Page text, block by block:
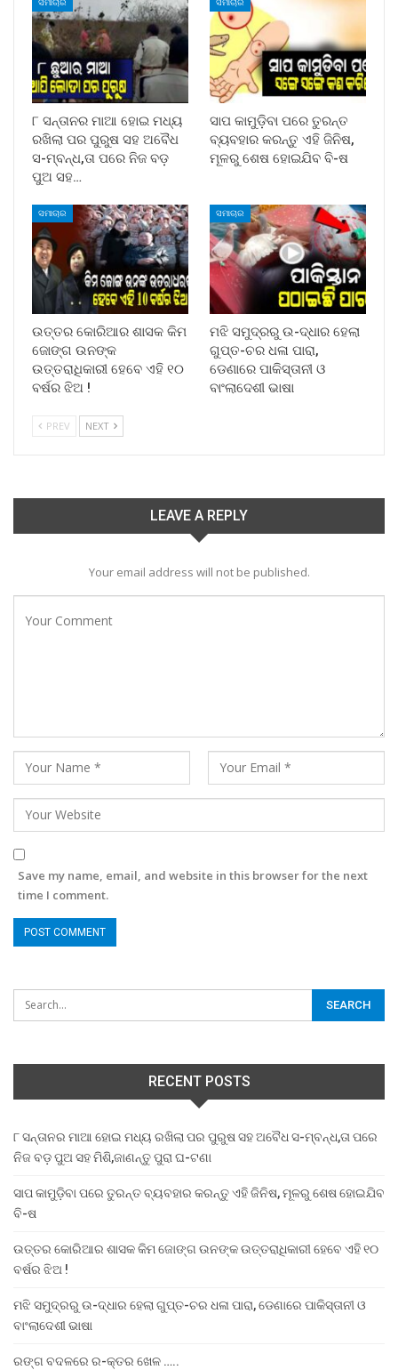
୮ ସନ୍ତାନର ମାଆ ହୋଇ ମଧ୍ୟ
ରଖିଲା ପର ପୁରୁଷ ସହ ଅବୈଧ
ସ-ମ୍ବନ୍ଧ,ତା ପରେ ନିଜ ବଡ଼
ପୁଅ ସହ…
ସାପ କାମୁଡ଼ିବା ପରେ ତୁରନ୍ତ
ବ୍ୟବହାର କରନ୍ତୁ ଏହି ଜିନିଷ,
ମୂଳରୁ ଶେଷ ହୋଇଯିବ ବି-ଷ
ସମାଚାର
ଉତ୍ତର କୋରିଆର ଶାସକ କିମ
ଜୋଙ୍ଗ ଉନଙ୍କ
ଉତ୍ତରାଧିକାରୀ ହେବେ ଏହି ୧୦
ବର୍ଷର ଝିଅ !
ସମାଚାର
ମଝି ସମୁଦ୍ରରୁ ଉ-ଦ୍ଧାର ହେଲା
ଗୁପ୍ତ-ଚର ଧଳା ପାରା,
ଡେଣାରେ ପାକିସ୍ତାନୀ ଓ
ବାଂଲାଦେଶୀ ଭାଷା
PREV NEXT
LEAVE A REPLY
Your email address will not be published.
Save my name, email, and website in this browser for the next
time I comment.
RECENT POSTS
୮ ସନ୍ତାନର ମାଆ ହୋଇ ମଧ୍ୟ ରଖିଲା ପର ପୁରୁଷ ସହ ଅବୈଧ ସ-ମ୍ବନ୍ଧ,ତା ପରେ
ନିଜ ବଡ଼ ପୁଅ ସହ ମିଶି,ଜାଣନ୍ତୁ ପୁରା ଘ-ଟଣା
ସାପ କାମୁଡ଼ିବା ପରେ ତୁରନ୍ତ ବ୍ୟବହାର କରନ୍ତୁ ଏହି ଜିନିଷ, ମୂଳରୁ ଶେଷ ହୋଇଯିବ
ବି-ଷ
ଉତ୍ତର କୋରିଆର ଶାସକ କିମ ଜୋଙ୍ଗ ଉନଙ୍କ ଉତ୍ତରାଧିକାରୀ ହେବେ ଏହି ୧୦
ବର୍ଷର ଝିଅ !
ମଝି ସମୁଦ୍ରରୁ ଉ-ଦ୍ଧାର ହେଲା ଗୁପ୍ତ-ଚର ଧଳା ପାରା, ଡେଣାରେ ପାକିସ୍ତାନୀ ଓ
ବାଂଲାଦେଶୀ ଭାଷା
ରଙ୍ଗ ବଦଳରେ ର-କ୍ତର ଖେଳ …..